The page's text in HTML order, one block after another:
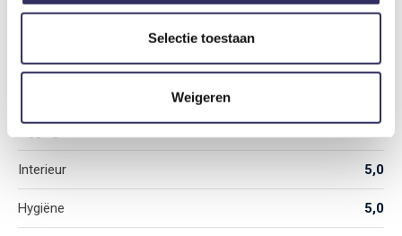
Selectie toestaan
Weigeren
Interieur 5,0
Hygiëne 5,0